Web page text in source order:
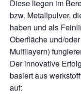
Diese liegen im
bzw. Metallpulver,
haben und als
Oberfläche und/
Multilayern)
Der innovative
basiert aus
auf: